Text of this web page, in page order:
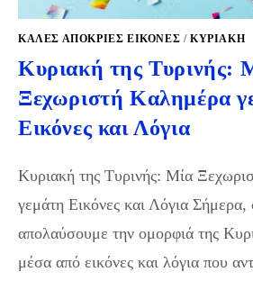
ΚΑΛΈΣ ΑΠΌΚΡΙΕΣ ΕΙΚΌΝΕΣ /ΚΥΡΙΑΚΉ
Κυριακή της Τυρινής:
Ξεχωριστή Καλημέρα
Εικόνες και Λόγια
Κυριακή της Τυρινής: Μία
γεμάτη Εικόνες και Λόγια
απολαύσουμε την ομορφιά της
μέσα από εικόνες και λόγια που